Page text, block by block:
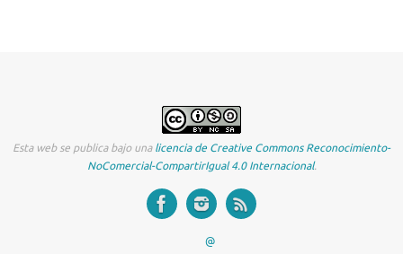
Esta web se publica bajo unalicencia de Creative Commons Reconocimiento-
NoComercial-CompartirIgual 4.0 Internacional.
@